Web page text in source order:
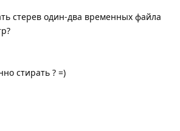
стерев один-два временных файла
стирать ? =)